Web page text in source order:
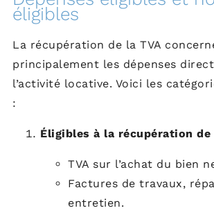
éligibles
La récupération de la TVA
principalement les dépenses
l’activité locative. Voici les
:
Éligibles à la récupération de
TVA sur l’achat du bien
Factures de travaux,
entretien.